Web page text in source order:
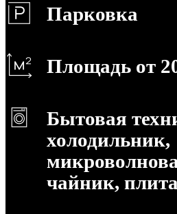
Парковка
Площадь от
Бытовая
холодильник,
чайник, плита